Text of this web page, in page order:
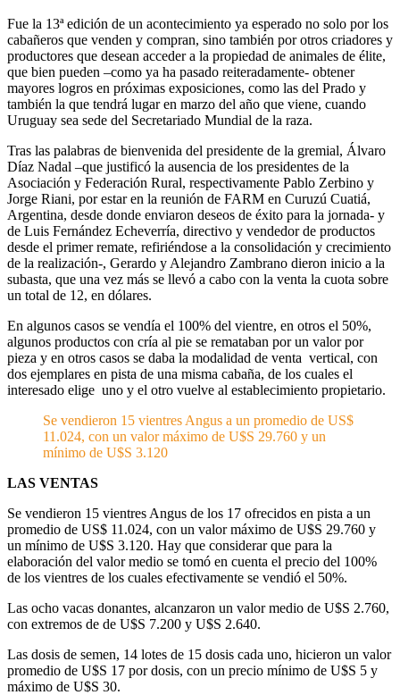
Fue la 13ª edición de un acontecimiento ya esperado no solo por los
cabañeros que venden y compran, sino también por otros criadores y
productores que desean acceder a la propiedad de animales de élite,
que bien pueden –como ya ha pasado reiteradamente- obtener
mayores logros en próximas exposiciones, como las del Prado y
también la que tendrá lugar en marzo del año que viene, cuando
Uruguay sea sede del Secretariado Mundial de la raza.
Tras las palabras de bienvenida del presidente de la gremial, Álvaro
Díaz Nadal –que justificó la ausencia de los presidentes de la
Asociación y Federación Rural, respectivamente Pablo Zerbino y
Jorge Riani, por estar en la reunión de FARM en Curuzú Cuatiá,
Argentina, desde donde enviaron deseos de éxito para la jornada- y
de Luis Fernández Echeverría, directivo y vendedor de productos
desde el primer remate, refiriéndose a la consolidación y crecimiento
de la realización-, Gerardo y Alejandro Zambrano dieron inicio a la
subasta, que una vez más se llevó a cabo con la venta la cuota sobre
un total de 12, en dólares.
En algunos casos se vendía el 100% del vientre, en otros el 50%,
algunos productos con cría al pie se remataban por un valor por
pieza y en otros casos se daba la modalidad de venta vertical, con
dos ejemplares en pista de una misma cabaña, de los cuales el
interesado elige uno y el otro vuelve al establecimiento propietario.
Se vendieron 15 vientres Angus a un promedio de US$
11.024, con un valor máximo de U$S 29.760 y un
mínimo de U$S 3.120
LAS VENTAS
Se vendieron 15 vientres Angus de los 17 ofrecidos en pista a un
promedio de US$ 11.024, con un valor máximo de U$S 29.760 y
un mínimo de U$S 3.120. Hay que considerar que para la
elaboración del valor medio se tomó en cuenta el precio del 100%
de los vientres de los cuales efectivamente se vendió el 50%.
Las ocho vacas donantes, alcanzaron un valor medio de U$S 2.760,
con extremos de de U$S 7.200 y U$S 2.640.
Las dosis de semen, 14 lotes de 15 dosis cada uno, hicieron un valor
promedio de U$S 17 por dosis, con un precio mínimo de U$S 5 y
máximo de U$S 30.